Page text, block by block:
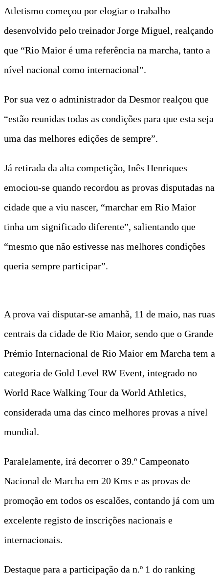
Atletismo começou por elogiar o trabalho
desenvolvido pelo treinador Jorge Miguel, realçando
que “Rio Maior é uma referência na marcha, tanto a
nível nacional como internacional”.
Por sua vez o administrador da Desmor realçou que
“estão reunidas todas as condições para que esta seja
uma das melhores edições de sempre”.
Já retirada da alta competição, Inês Henriques
emociou-se quando recordou as provas disputadas na
cidade que a viu nascer, “marchar em Rio Maior
tinha um significado diferente”, salientando que
“mesmo que não estivesse nas melhores condições
queria sempre participar”.
A prova vai disputar-se amanhã, 11 de maio, nas ruas
centrais da cidade de Rio Maior, sendo que o Grande
Prémio Internacional de Rio Maior em Marcha tem a
categoria de Gold Level RW Event, integrado no
World Race Walking Tour da World Athletics,
considerada uma das cinco melhores provas a nível
mundial.
Paralelamente, irá decorrer o 39.º Campeonato
Nacional de Marcha em 20 Kms e as provas de
promoção em todos os escalões, contando já com um
excelente registo de inscrições nacionais e
internacionais.
Destaque para a participação da n.º 1 do ranking